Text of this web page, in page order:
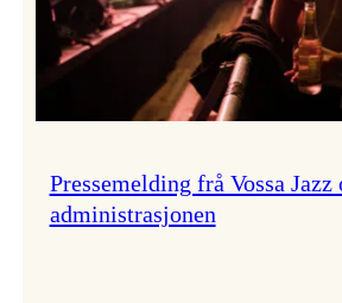
Pressemelding frå Vossa
administrasjonen